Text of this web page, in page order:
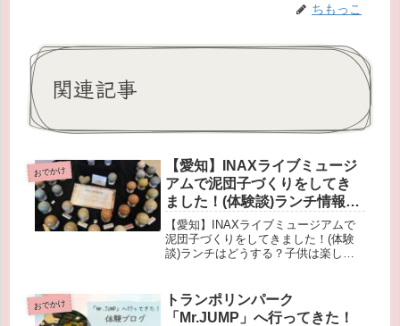
ちもっこ
関連記事
おでかけ
【愛知】INAXライブミュージ
アムで泥団子づくりをしてき
ました！(体験談)ランチ情報あ
り♪
【愛知】INAXライブミュージアムで
泥団子づくりをしてきました！(体験
談)ランチはどうする？子供は楽しめ
おでかけ
トランポリンパーク
「Mr.JUMP」へ行ってきた！